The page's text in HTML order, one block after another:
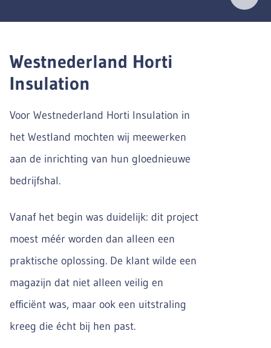
Westnederland Horti
Insulation
Voor Westnederland Horti Insulation in
het Westland mochten wij meewerken
aan de inrichting van hun gloednieuwe
bedrijfshal.
Vanaf het begin was duidelijk: dit project
moest méér worden dan alleen een
praktische oplossing. De klant wilde een
magazijn dat niet alleen veilig en
efficiënt was, maar ook een uitstraling
kreeg die écht bij hen past.